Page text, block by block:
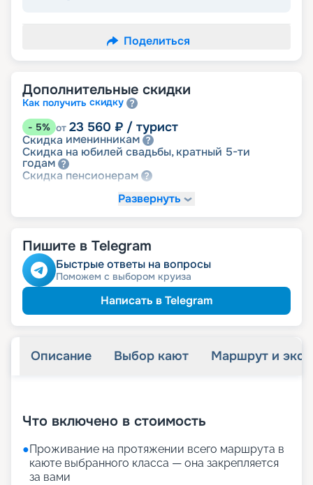
Поделиться
Дополнительные скидки
Как получить скидку
- 5% от 23 560 ₽ / турист
Скидка именинникам
Скидка на юбилей свадьбы, кратный 5-ти
годам
Скидка пенсионерам
Развернуть
Пишите в Telegram
Быстрые ответы на вопросы
Поможем с выбором круиза
Написать в Telegram
Описание Выбор кают Маршрут и
Что включено в стоимость
●Проживание на протяжении всего маршрута в
каюте выбранного класса — она закрепляется
за вами